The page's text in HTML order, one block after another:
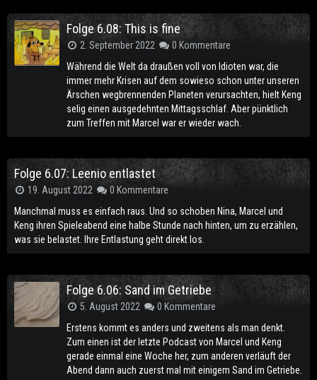
Folge 6.08: This is fine
2. September 2022
0 Kommentare
Während die Welt da draußen voll von Idioten war, die
immer mehr Krisen auf dem sowieso schon unter unseren
Ärschen wegbrennenden Planeten verursachten, hielt Keng
selig einen ausgedehnten Mittagsschlaf. Aber pünktlich
zum Treffen mit Marcel war er wieder wach.
Folge 6.07: Leenio entlastet
19. August 2022
0 Kommentare
Manchmal muss es einfach raus. Und so schoben Nina, Marcel und
Keng ihren Spieleabend eine halbe Stunde nach hinten, um zu erzählen,
was sie belastet. Ihre Entlastung geht direkt los.
Folge 6.06: Sand im Getriebe
5. August 2022
0 Kommentare
Erstens kommt es anders und zweitens als man denkt.
Zum einen ist der letzte Podcast von Marcel und Keng
gerade einmal eine Woche her, zum anderen verläuft der
Abend dann auch zuerst mal mit einigem Sand im Getriebe.